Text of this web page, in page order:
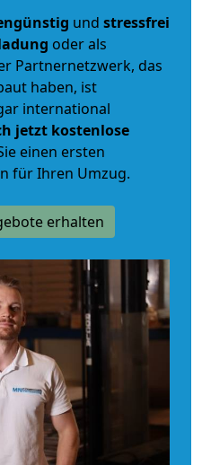
und stressfrei
oder als
Partnernetzwerk, das
haben, ist
international
jetzt kostenlose
einen ersten
für Ihren Umzug.
erhalten